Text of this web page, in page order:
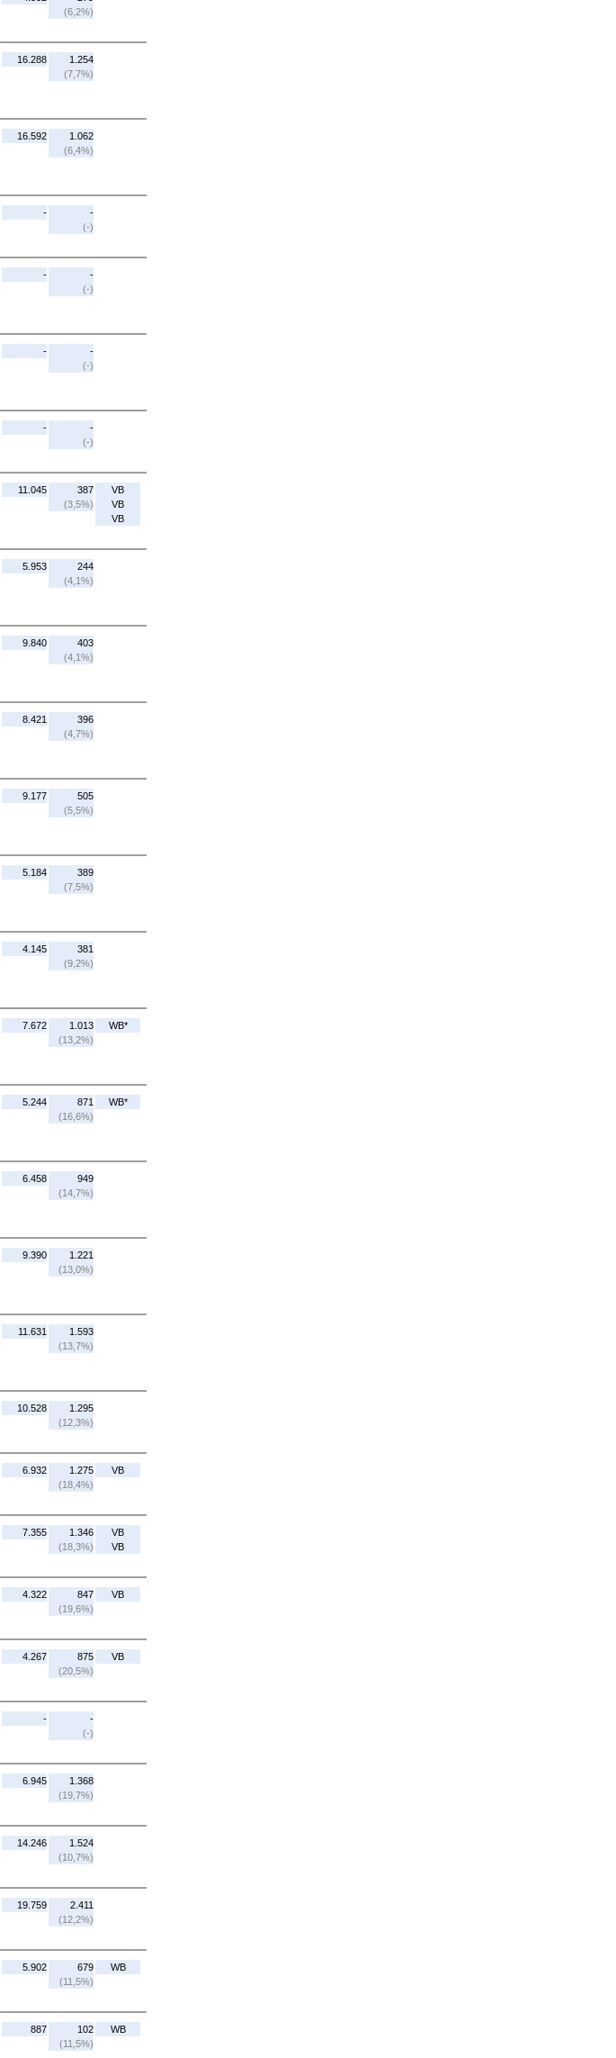
(6,2%)
16.288
1.254
(7,7%)
16.592
1.062
(6,4%)
-
-
(-)
-
-
(-)
-
-
(-)
-
-
(-)
11.045
387
(3,5%)
VB
VB
VB
5.953
244
(4,1%)
9.840
403
(4,1%)
8.421
396
(4,7%)
9.177
505
(5,5%)
5.184
389
(7,5%)
4.145
381
(9,2%)
7.672
1.013
(13,2%)
WB*
5.244
871
(16,6%)
WB*
6.458
949
(14,7%)
9.390
1.221
(13,0%)
11.631
1.593
(13,7%)
10.528
1.295
(12,3%)
6.932
1.275
(18,4%)
VB
7.355
1.346
(18,3%)
VB
VB
4.322
847
(19,6%)
VB
4.267
875
(20,5%)
VB
-
-
(-)
6.945
1.368
(19,7%)
14.246
1.524
(10,7%)
19.759
2.411
(12,2%)
5.902
679
(11,5%)
WB
887
102
(11,5%)
WB